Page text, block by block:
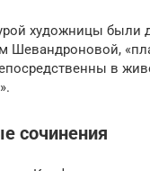
художницы были
Шевандроновой,
в
сочинения